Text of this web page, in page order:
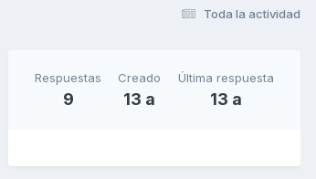
Toda la actividad
Respuestas
9
Creado
13 a
Última respuesta
13 a